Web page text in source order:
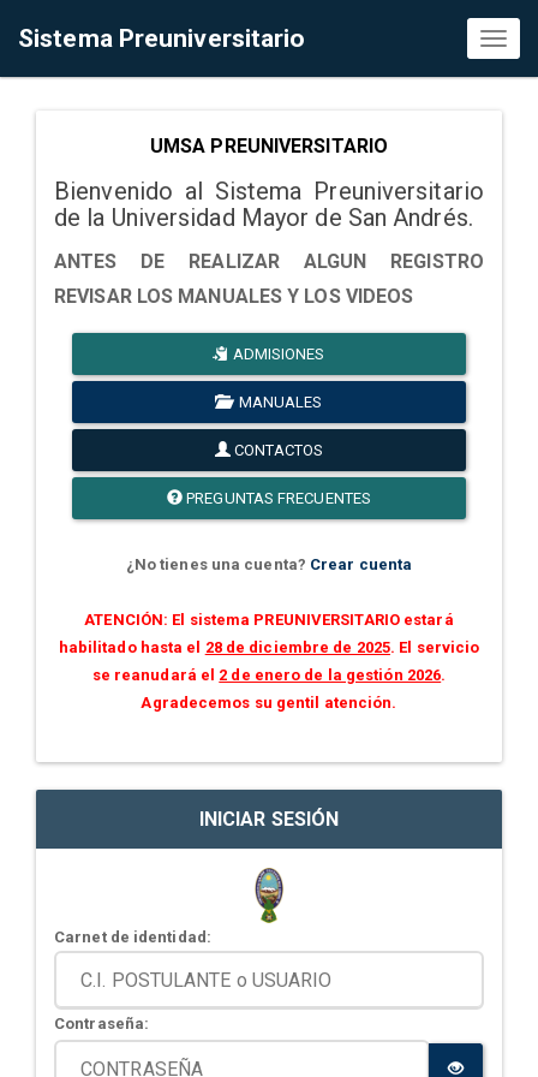
Sistema Preuniversitario
UMSA PREUNIVERSITARIO
Bienvenido al Sistema Preuniversitario
de la Universidad Mayor de San Andrés.
ANTES DE REALIZAR ALGUN REGISTRO
REVISAR LOS MANUALES Y LOS VIDEOS
ADMISIONES
MANUALES
CONTACTOS
PREGUNTAS FRECUENTES
¿No tienes una cuenta? Crear cuenta
ATENCIÓN: El sistema PREUNIVERSITARIO estará
habilitado hasta el 28 de diciembre de 2025. El servicio
se reanudará el 2 de enero de la gestión 2026.
Agradecemos su gentil atención.
INICIAR SESIÓN
Carnet de identidad:
Contraseña: